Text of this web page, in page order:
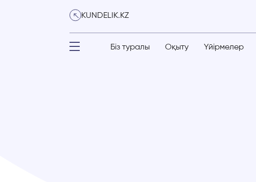
KUNDELIK.KZ
Біз туралы Оқыту Үйірмелер